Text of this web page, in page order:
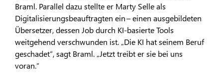
Braml. Parallel dazu stellte er Marty Selle als
Digitalisierungsbeauftragten ein – einen ausgebildeten
Übersetzer, dessen Job durch KI-basierte Tools
weitgehend verschwunden ist. „Die KI hat seinem Beruf
geschadet“, sagt Braml. „Jetzt treibt er sie bei uns
voran.“